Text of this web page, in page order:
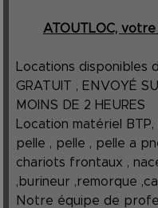
ATOUTLOC,
Locations disponibles
GRATUIT , ENVOYÉ
MOINS DE 2 HEURES
Location matériel
pelle , pelle , pelle a
chariots frontaux ,
,burineur ,remorque
Notre équipe de